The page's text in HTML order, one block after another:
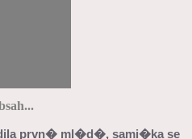
prvn� ml�d�, sami�ka se